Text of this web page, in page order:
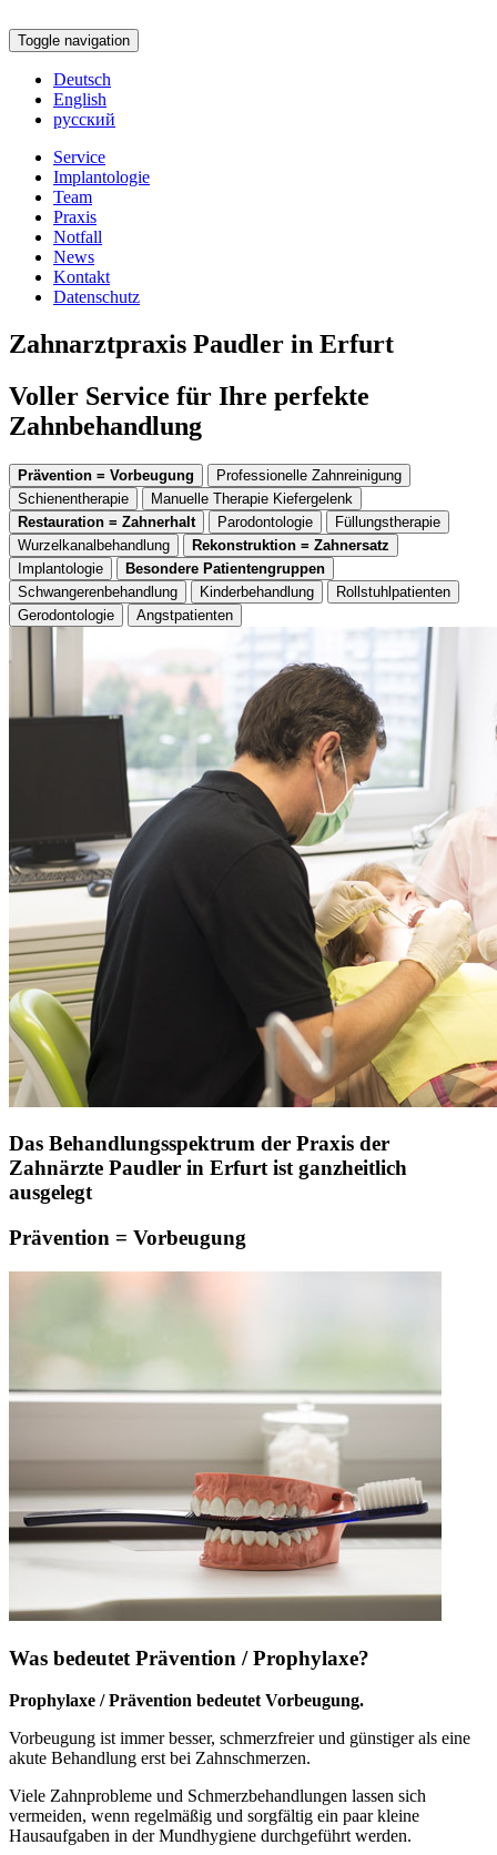
Toggle navigation
Deutsch
English
русский
Service
Implantologie
Team
Praxis
Notfall
News
Kontakt
Datenschutz
Zahnarztpraxis Paudler in Erfurt
Voller Service für Ihre perfekte
Zahnbehandlung
Prävention = Vorbeugung
Professionelle Zahnreinigung
Schienentherapie
Manuelle Therapie Kiefergelenk
Restauration = Zahnerhalt
Parodontologie
Füllungstherapie
Wurzelkanalbehandlung
Rekonstruktion = Zahnersatz
Implantologie
Besondere Patientengruppen
Schwangerenbehandlung
Kinderbehandlung
Rollstuhlpatienten
Gerodontologie
Angstpatienten
Das Behandlungsspektrum der Praxis der
Zahnärzte Paudler in Erfurt ist ganzheitlich
ausgelegt
Prävention = Vorbeugung
Was bedeutet Prävention / Prophylaxe?
Prophylaxe / Prävention bedeutet Vorbeugung.
Vorbeugung ist immer besser, schmerzfreier und günstiger als eine
akute Behandlung erst bei Zahnschmerzen.
Viele Zahnprobleme und Schmerzbehandlungen lassen sich
vermeiden, wenn regelmäßig und sorgfältig ein paar kleine
Hausaufgaben in der Mundhygiene durchgeführt werden.